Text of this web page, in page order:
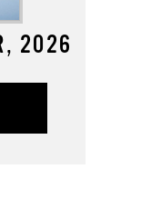
2026